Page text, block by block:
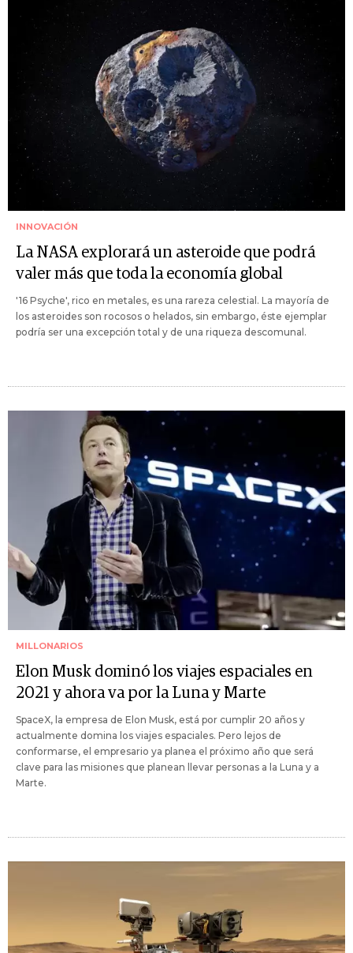
INNOVACIÓN
La NASA explorará un asteroide que podrá
valer más que toda la economía global
'16 Psyche', rico en metales, es una rareza celestial. La mayoría de
los asteroides son rocosos o helados, sin embargo, éste ejemplar
podría ser una excepción total y de una riqueza descomunal.
MILLONARIOS
Elon Musk dominó los viajes espaciales en
2021 y ahora va por la Luna y Marte
SpaceX, la empresa de Elon Musk, está por cumplir 20 años y
actualmente domina los viajes espaciales. Pero lejos de
conformarse, el empresario ya planea el próximo año que será
clave para las misiones que planean llevar personas a la Luna y a
Marte.